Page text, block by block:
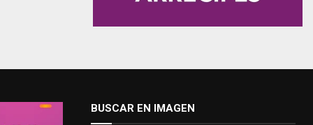
BUSCAR EN IMAGEN